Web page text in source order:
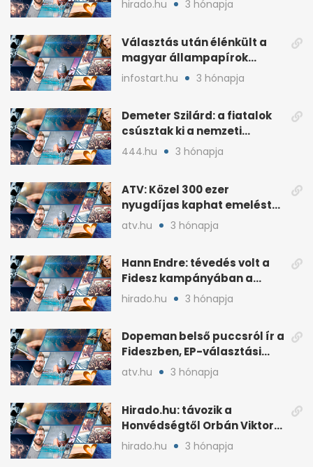
hirado.hu 3 hónapja
Választás után élénkült a
magyar állampapírok
lakossági értékesítése
infostart.hu 3 hónapja
Demeter Szilárd: a fiatalok
csúsztak ki a nemzeti
kultúrából
444.hu 3 hónapja
ATV: Közel 300 ezer
nyugdíjas kaphat emelést
idén a Tisza terve szerint
atv.hu 3 hónapja
Hann Endre: tévedés volt a
Fidesz kampányában a
háborús veszély
hirado.hu 3 hónapja
Dopeman belső puccsról ír a
Fideszben, EP-választási
árral
atv.hu 3 hónapja
Hirado.hu: távozik a
Honvédségtől Orbán Viktor
fia, Orbán Gáspár
hirado.hu 3 hónapja